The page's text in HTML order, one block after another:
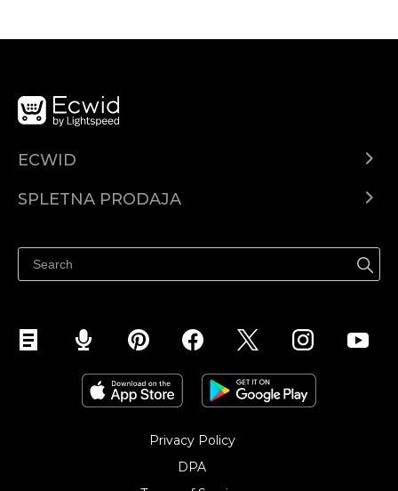
ECWID
SPLETNA PRODAJA
Prodaja na Instagramu
Privacy Policy
DPA